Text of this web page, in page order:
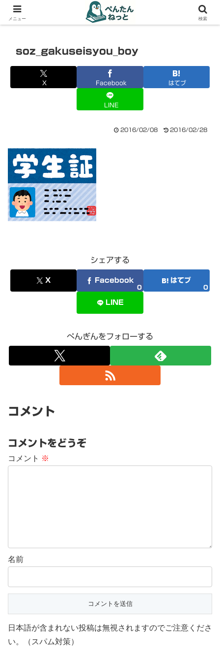
PCやガジェットの備忘録
soz_gakuseisyou_boy
X Facebook はてブ
LINE
2016/02/08 2016/02/28
シェアする
X Facebook
0
はてブ
0
LINE
ぺんぎんをフォローする
コメント
コメントをどうぞ
コメント ※
名前
日本語が含まれない投稿は無視されますのでご注意くださ
い。（スパム対策）
メニュー 検索